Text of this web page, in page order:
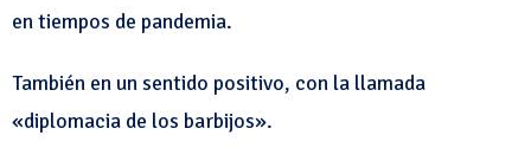
en tiempos de pandemia.
También en un sentido positivo, con la llamada
«diplomacia de los barbijos».